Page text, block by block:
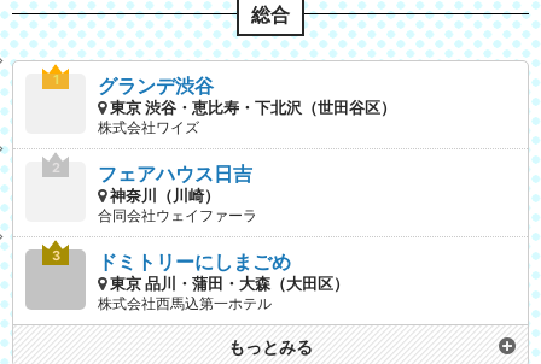
総合
グランデ渋谷
東京 渋谷・恵比寿・下北沢（世田谷区）
株式会社ワイズ
フェアハウス日吉
神奈川（川崎）
合同会社ウェイファーラ
ドミトリーにしまごめ
東京 品川・蒲田・大森（大田区）
株式会社西馬込第一ホテル
もっとみる